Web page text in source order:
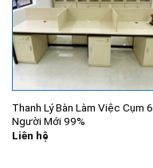
Thanh Lý Bàn Làm Việc Cụm 6
Người Mới 99%
Liên hệ